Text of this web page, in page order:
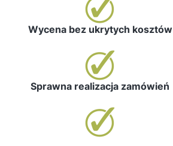
Wycena bez ukrytych kosztów
Sprawna realizacja zamówień